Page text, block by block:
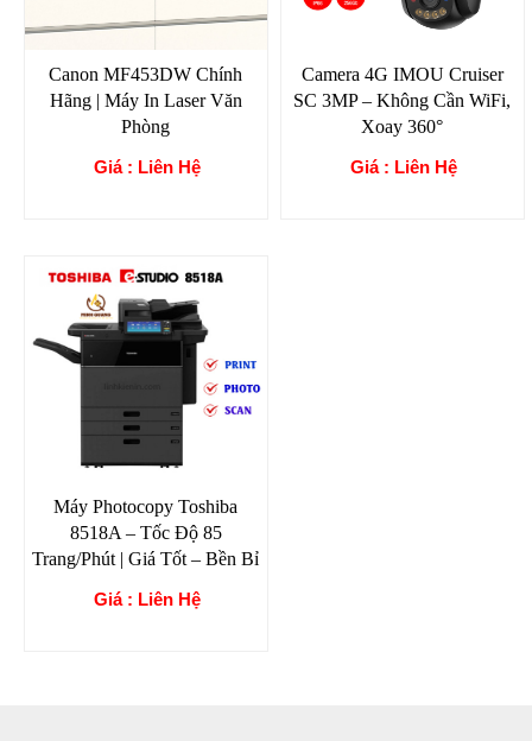
Canon MF453DW Chính
Hãng | Máy In Laser Văn
Phòng
Giá : Liên Hệ
Camera 4G IMOU Cruiser
SC 3MP – Không Cần WiFi,
Xoay 360°
Giá : Liên Hệ
Máy Photocopy Toshiba
8518A – Tốc Độ 85
Trang/Phút | Giá Tốt – Bền Bỉ
Giá : Liên Hệ